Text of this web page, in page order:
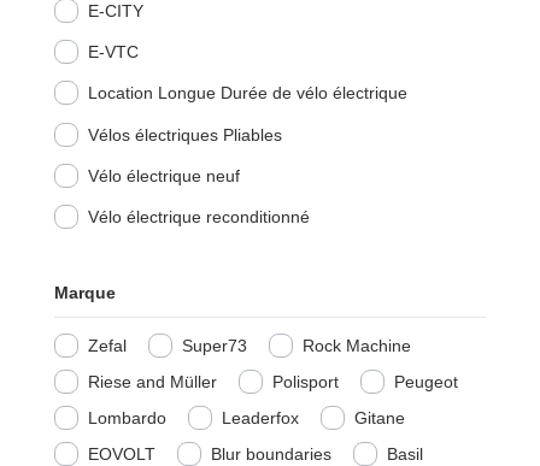
E-CITY
E-VTC
Location Longue Durée de vélo électrique
Vélos électriques Pliables
Vélo électrique neuf
Vélo électrique reconditionné
Marque
Zefal Super73
Rock Machine
Riese and Müller
Polisport
Peugeot
Lombardo
Leaderfox
Gitane
EOVOLT
Blur boundaries
Basil